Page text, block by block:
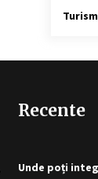
Turism
Recente
Unde poți